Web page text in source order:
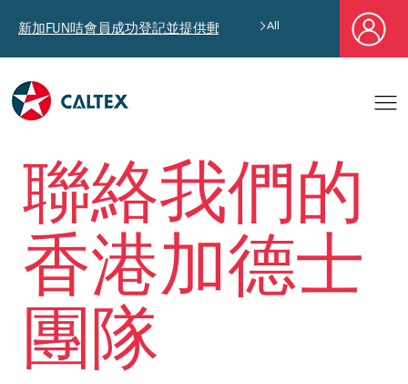
新加FUN咭會員成功登記並提供郵寄地址，即享獨家迎新汽油優
All
聯絡我們的
香港加德士
團隊